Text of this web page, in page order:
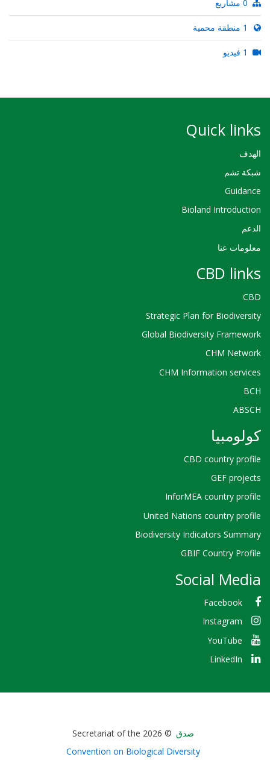
Quick links
الهدف
شبكة تشم
Guidance
Bioland Introduction
الدعم
معلومات عنا
CBD links
CBD
Strategic Plan for Biodiversity
Global Biodiversity Framework
CHM Network
CHM Information services
BCH
ABSCH
كولومبيا
CBD country profile
GEF projects
InforMEA country profile
United Nations country profile
Biodiversity Indicators Summary
GBIF Country Profile
Social Media
Facebook
Instagram
YouTube
LinkedIn
Bioland
-
صدق © 2026 Secretariat of the
Convention on Biological Diversity